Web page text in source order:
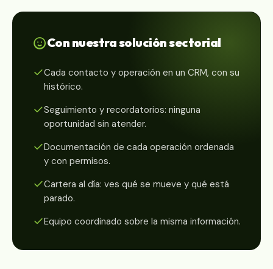
Con nuestra solución sectorial
Cada contacto y operación en un CRM, con su
histórico.
Seguimiento y recordatorios: ninguna
oportunidad sin atender.
Documentación de cada operación ordenada
y con permisos.
Cartera al día: ves qué se mueve y qué está
parado.
Equipo coordinado sobre la misma información.